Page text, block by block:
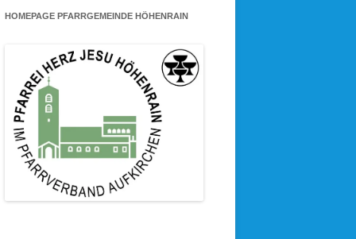
HOMEPAGE PFARRGEMEINDE HÖHENRAIN